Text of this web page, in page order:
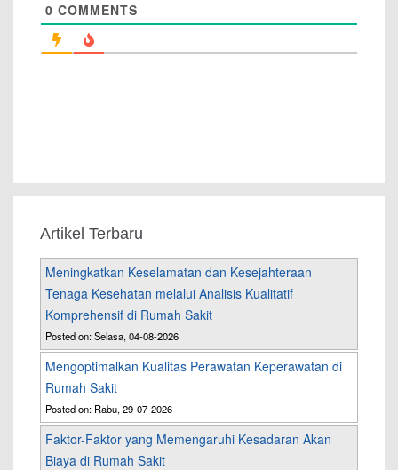
0 COMMENTS
Artikel Terbaru
Meningkatkan Keselamatan dan Kesejahteraan
Tenaga Kesehatan melalui Analisis Kualitatif
Komprehensif di Rumah Sakit
Posted on: Selasa, 04-08-2026
Mengoptimalkan Kualitas Perawatan Keperawatan di
Rumah Sakit
Posted on: Rabu, 29-07-2026
Faktor-Faktor yang Memengaruhi Kesadaran Akan
Biaya di Rumah Sakit